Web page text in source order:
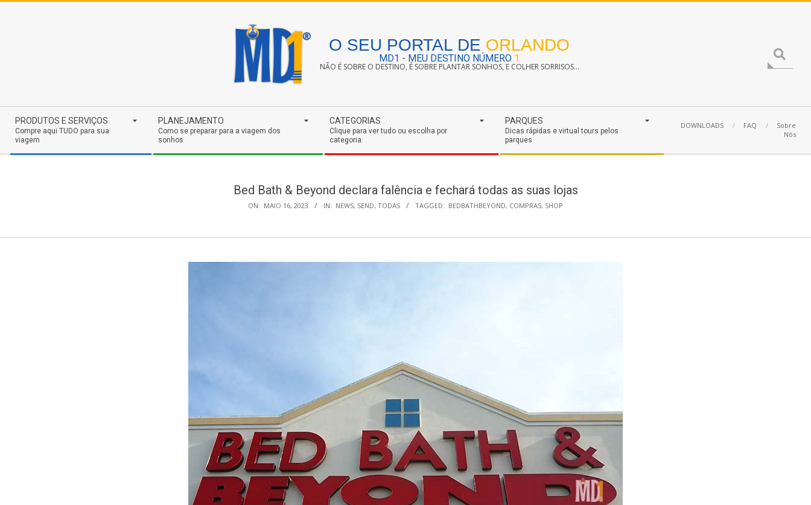
O SEU PORTAL DE ORLANDO
MD1 - MEU DESTINO NÚMERO 1
NÃO É SOBRE O DESTINO, É SOBRE PLANTAR SONHOS, E COLHER SORRISOS...
Navigation
Menu
PRODUTOS E SERVIÇOS
Compre aqui TUDO para sua
viagem
PLANEJAMENTO
Como se preparar para a viagem dos
sonhos
CATEGORIAS
Clique para ver tudo ou escolha por
categoria.
PARQUES
Dicas rápidas e virtual tours pelos
parques
DOWNLOADS FAQ
Sobre
Nós
Bed Bath & Beyond declara falência e fechará todas as suas lojas
ON: MAIO 16, 2023 IN: NEWS, SEND, TODAS TAGGED: BEDBATHBEYOND, COMPRAS, SHOP